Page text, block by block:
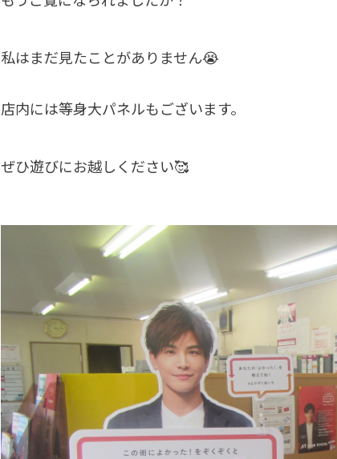
私はまだ見たことがありません😭
店内には等身大パネルもございます。
ぜひ遊びにお越しください🥰